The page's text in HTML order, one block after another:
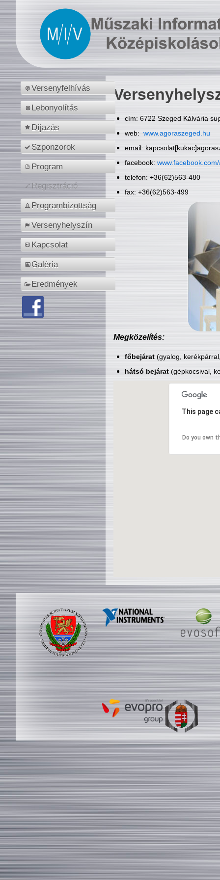
Versenyfelhívás
Lebonyolítás
Díjazás
Szponzorok
Program
Regisztráció
Programbizottság
Versenyhelyszín
Kapcsolat
Galéria
Eredmények
cím: 6722 Szeged Kálvária
web: www.agoraszeged.hu
email:
facebook:
telefon: +36(62)563-480
fax: +36(62)563-499
Megközelítés:
főbejárat(gyalog,
hátsó bejárat(gépkocsival,
This page
Do you own